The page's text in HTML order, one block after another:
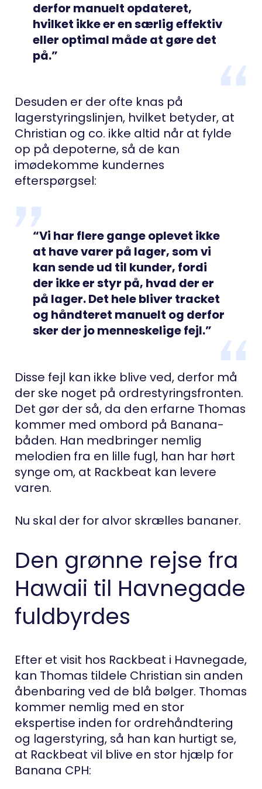
derfor manuelt opdateret,
hvilket ikke er en særlig effektiv
eller optimal måde at gøre det
på.”
Desuden er der ofte knas på
lagerstyringslinjen, hvilket betyder, at
Christian og co. ikke altid når at fylde
op på depoterne, så de kan
imødekomme kundernes
efterspørgsel:
“Vi har flere gange oplevet ikke
at have varer på lager, som vi
kan sende ud til kunder, fordi
der ikke er styr på, hvad der er
på lager. Det hele bliver tracket
og håndteret manuelt og derfor
sker der jo menneskelige fejl.”
Disse fejl kan ikke blive ved, derfor må
der ske noget på ordrestyringsfronten.
Det gør der så, da den erfarne Thomas
kommer med ombord på Banana-
båden. Han medbringer nemlig
melodien fra en lille fugl, han har hørt
synge om, at Rackbeat kan levere
varen.
Nu skal der for alvor skrælles bananer.
Den grønne rejse fra
Hawaii til Havnegade
fuldbyrdes
Efter et visit hos Rackbeat i Havnegade,
kan Thomas tildele Christian sin anden
åbenbaring ved de blå bølger. Thomas
kommer nemlig med en stor
ekspertise inden for ordrehåndtering
og lagerstyring, så han kan hurtigt se,
at Rackbeat vil blive en stor hjælp for
Banana CPH: